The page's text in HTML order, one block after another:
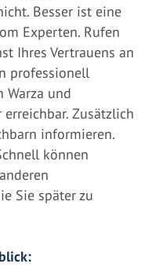
Besser ist eine
Experten. Rufen
Ihres Vertrauens an
professionell
Warza und
Zusätzlich
informieren.
können
Sie später zu